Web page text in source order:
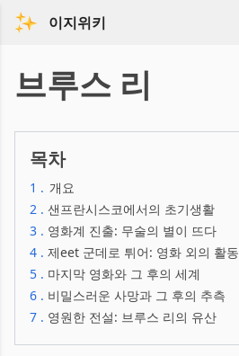
이지위키
브루스 리
목차
1 . 개요
2 . 샌프란시스코에서의 초기생활
3 . 영화계 진출: 무술의 별이 뜨다
4 . 제eet 군데로 튀어: 영화 외의 활동
5 . 마지막 영화와 그 후의 세계
6 . 비밀스러운 사망과 그 후의 추측
7 . 영원한 전설: 브루스 리의 유산